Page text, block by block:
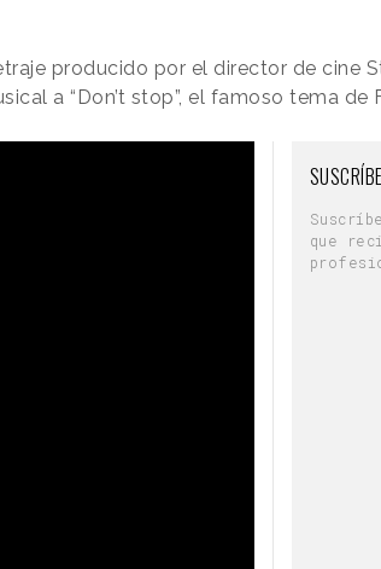
producido por el director de cine
a “Don’t stop”, el famoso tema de
que